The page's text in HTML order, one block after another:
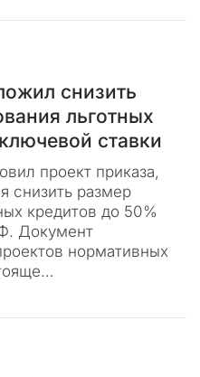
снизить
льготных
ставки
проект приказа,
снизить размер
кредитов до 50%
Документ
нормативных